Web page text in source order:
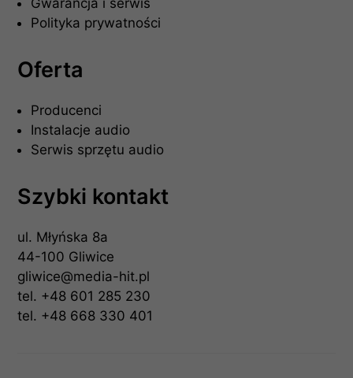
Polityka prywatności
Oferta
Producenci
Instalacje audio
Serwis sprzętu audio
Szybki kontakt
ul. Młyńska 8a
44-100 Gliwice
gliwice@media-hit.pl
tel. +48 601 285 230
tel. +48 668 330 401